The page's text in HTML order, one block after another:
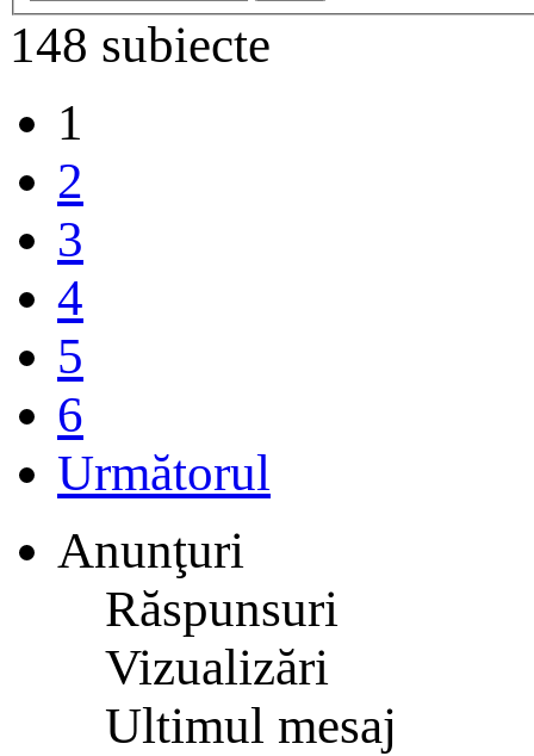
148 subiecte
1
2
3
4
5
6
Următorul
Anunţuri
Răspunsuri
Vizualizări
Ultimul mesaj